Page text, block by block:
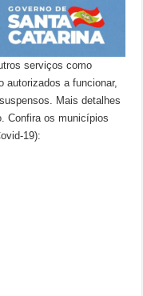
serviços como
a funcionar,
Mais detalhes
. Confira os municípios
19):